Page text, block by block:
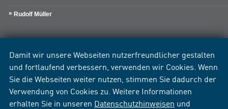
Damit wir unsere Webseiten nutzerfreundlicher gestalten
und fortlaufend verbessern, verwenden wir Cookies. Wenn
Sie die Webseiten weiter nutzen, stimmen Sie dadurch der
Verwendung von Cookies zu. Weitere Informationen
erhalten Sie in unseren Datenschutzhinweisen und
Rudolf Müller